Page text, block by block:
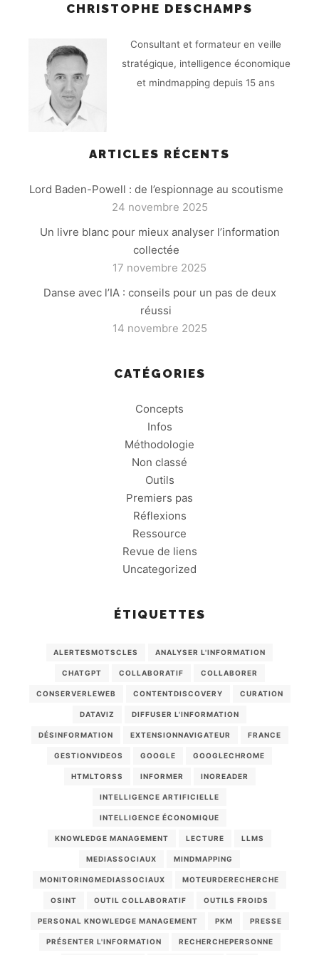
CHRISTOPHE DESCHAMPS
Consultant et formateur en veille
stratégique, intelligence économique
et mindmapping depuis 15 ans
ARTICLES RÉCENTS
Lord Baden-Powell : de l’espionnage au scoutisme
24 novembre 2025
Un livre blanc pour mieux analyser l’information
collectée
17 novembre 2025
Danse avec l’IA : conseils pour un pas de deux
réussi
14 novembre 2025
CATÉGORIES
Concepts
Infos
Méthodologie
Non classé
Outils
Premiers pas
Réflexions
Ressource
Revue de liens
Uncategorized
ÉTIQUETTES
ALERTESMOTSCLES ANALYSER L'INFORMATION
CHATGPT COLLABORATIF COLLABORER
CONSERVERLEWEB CONTENTDISCOVERY CURATION
DATAVIZ DIFFUSER L'INFORMATION
DÉSINFORMATION EXTENSIONNAVIGATEUR FRANCE
GESTIONVIDEOS GOOGLE GOOGLECHROME
HTMLTORSS INFORMER INOREADER
INTELLIGENCE ARTIFICIELLE
INTELLIGENCE ÉCONOMIQUE
KNOWLEDGE MANAGEMENT LECTURE LLMS
MEDIASSOCIAUX MINDMAPPING
MONITORINGMEDIASSOCIAUX MOTEURDERECHERCHE
OSINT OUTIL COLLABORATIF OUTILS FROIDS
PERSONAL KNOWLEDGE MANAGEMENT PKM PRESSE
PRÉSENTER L'INFORMATION RECHERCHEPERSONNE